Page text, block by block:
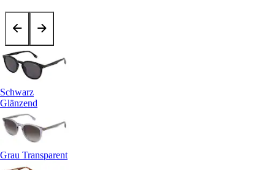
Schwarz
Glänzend
Grau Transparent